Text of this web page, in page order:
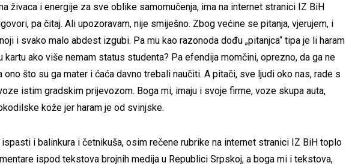
živaca i energije za sve oblike samomučenja, ima na internet stranici IZ BiH
pa čitaj. Ali upozoravam, nije smiješno. Zbog većine se pitanja, vjerujem, i
i svako malo abdest izgubi. Pa mu kao razonoda dođu „pitanjca“ tipa je li haram
ako više nemam status studenta? Pa efendija momčini, oprezno, da ga ne
ono što su ga mater i ćaća davno trebali naučiti. A pitači, sve ljudi oko nas, rade s
istim gradskim prijevozom. Boga mi, imaju i svoje firme, voze skupa auta,
kože jer haram je od svinjske.
i balinkura i četnikuša, osim rečene rubrike na internet stranici IZ BiH toplo
ispod tekstova brojnih medija u Republici Srpskoj, a boga mi i tekstova,